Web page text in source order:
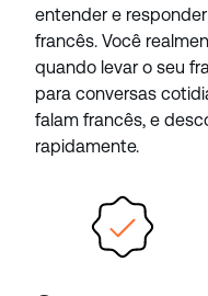
entender e
francês. Você
quando levar o seu
para conversas
falam francês, e
rapidamente.